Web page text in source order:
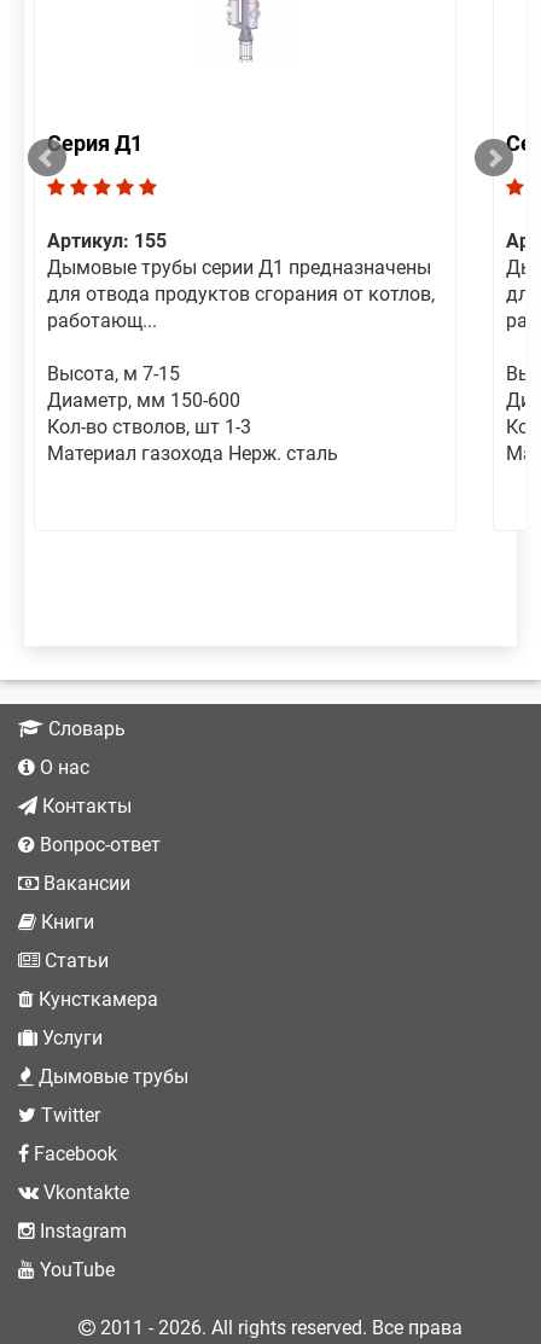
Серия Д1
Артикул: 155
Дымовые трубы серии Д1 предназначены
для отвода продуктов сгорания от котлов,
работающ...
Высота, м 7-15
Диаметр, мм 150-600
Кол-во стволов, шт 1-3
Материал газохода Нерж. сталь
Словарь
О нас
Контакты
Вопрос-ответ
Вакансии
Книги
Статьи
Кунсткамера
Услуги
Дымовые трубы
Twitter
Facebook
Vkontakte
Instagram
YouTube
2011 - 2026. All rights reserved. Все права